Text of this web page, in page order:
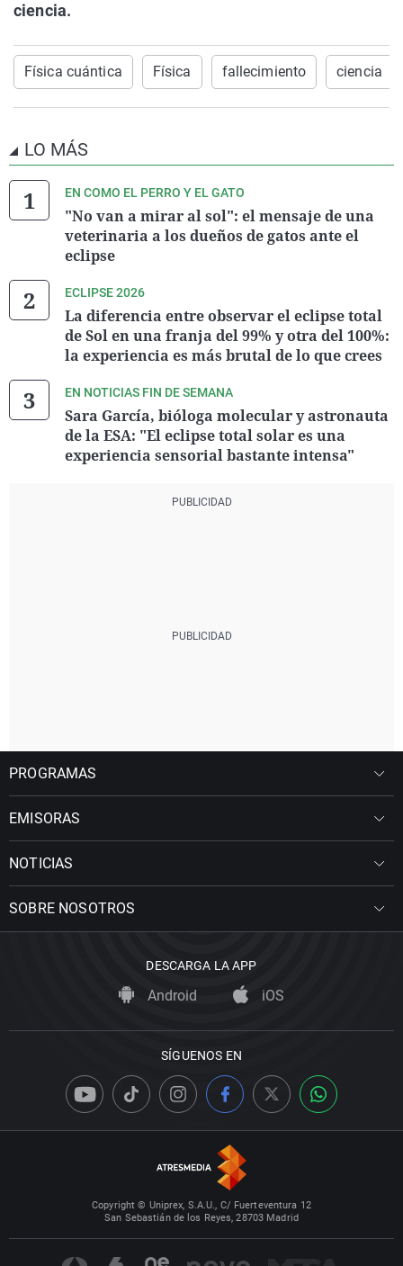
ciencia.
Física cuántica Física fallecimiento ciencia
LO MÁS
EN COMO EL PERRO Y EL GATO
"No van a mirar al sol": el mensaje de una
veterinaria a los dueños de gatos ante el
eclipse
ECLIPSE 2026
La diferencia entre observar el eclipse total
de Sol en una franja del 99% y otra del 100%:
la experiencia es más brutal de lo que crees
EN NOTICIAS FIN DE SEMANA
Sara García, bióloga molecular y astronauta
de la ESA: "El eclipse total solar es una
experiencia sensorial bastante intensa"
PROGRAMAS
EMISORAS
NOTICIAS
SOBRE NOSOTROS
DESCARGA LA APP
Android iOS
SÍGUENOS EN
Copyright © Uniprex, S.A.U., C/ Fuerteventura 12
San Sebastián de los Reyes, 28703 Madrid